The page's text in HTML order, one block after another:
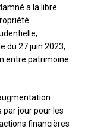
a la libre
du 27 juin 2023,
entre patrimoine
par jour pour les
financières